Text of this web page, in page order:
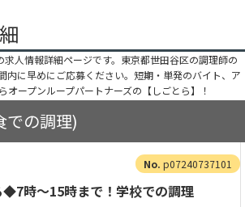
人情報詳細ページです。東京都世田谷区の調理師の
内に早めにご応募ください。短期・単発のバイト、ア
オープンループパートナーズの【しごとら】！
での調理)
p07240737101
◆7時～15時まで！学校での調理